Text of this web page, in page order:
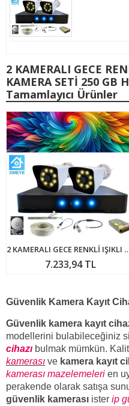
2 KAMERALI GECE
KAMERA SETİ 250 GB
Tamamlayıcı Ürünler
2 KAMERALI GECE RENKLİ IŞIKLI WARM
7.233,94 TL
Güvenlik Kamera Kayıt
Güvenlik kamera kayıt
modellerini bulabileceğiniz
cihazı bulmak mümkün.
kamerası ve kamera kayıt
kamerası mazelemeleri en
perakende olarak satışa
güvenlik kamerası ister ip